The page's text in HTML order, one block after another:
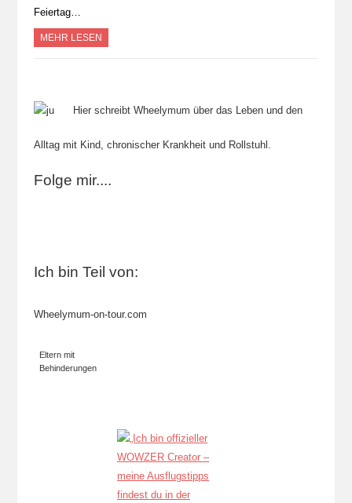
Feiertag…
MEHR LESEN
Hier schreibt Wheelymum über das Leben und den
Alltag mit Kind, chronischer Krankheit und Rollstuhl.
Folge mir....
Ich bin Teil von:
Wheelymum-on-tour.com
Eltern mit
Behinderungen